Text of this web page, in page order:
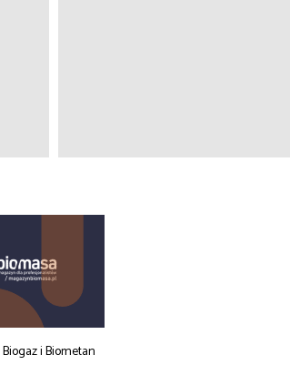
i Biometan